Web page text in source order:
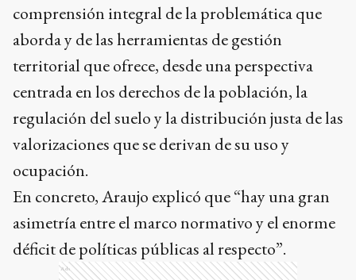
comprensión integral de la problemática que
aborda y de las herramientas de gestión
territorial que ofrece, desde una perspectiva
centrada en los derechos de la población, la
regulación del suelo y la distribución justa de las
valorizaciones que se derivan de su uso y
ocupación.
En concreto, Araujo explicó que “hay una gran
asimetría entre el marco normativo y el enorme
déficit de políticas públicas al respecto”.
Ads